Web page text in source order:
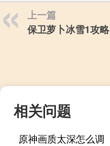
上一篇
保卫萝卜冰雪1攻略
相关问题
原神画质太深怎么调